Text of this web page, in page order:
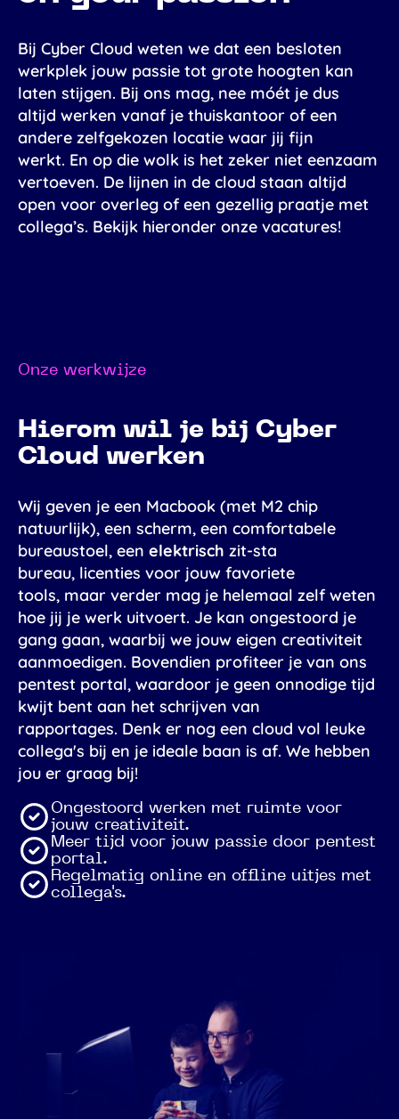
Contact
Inloggen
Nederlands
Bij Cyber Cloud weten we dat een besloten
werkplek jouw passie tot grote hoogten kan
laten stijgen. Bij ons mag, nee móét je dus
altijd werken vanaf je thuiskantoor of een
andere zelfgekozen locatie waar jij fijn
werkt. En op die wolk is het zeker niet eenzaam
vertoeven. De lijnen in de cloud staan altijd
open voor overleg of een gezellig praatje met
collega’s. Bekijk hieronder onze vacatures!
Onze werkwijze
Hierom wil je bij Cyber
Cloud werken
Wij geven je een Macbook (met M2 chip
natuurlijk), een scherm, een comfortabele
bureaustoel, een elektrisch zit-sta
bureau, licenties voor jouw favoriete
tools, maar verder mag je helemaal zelf weten
hoe jij je werk uitvoert. Je kan ongestoord je
gang gaan, waarbij we jouw eigen creativiteit
aanmoedigen. Bovendien profiteer je van ons
pentest portal, waardoor je geen onnodige tijd
kwijt bent aan het schrijven van
rapportages. Denk er nog een cloud vol leuke
collega's bij en je ideale baan is af. We hebben
jou er graag bij!
Ongestoord werken met ruimte voor
jouw creativiteit.
Meer tijd voor jouw passie door pentest
portal.
Regelmatig online en offline uitjes met
collega's.